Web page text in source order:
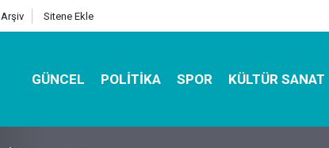
Arşiv Sitene Ekle
GÜNCEL POLITIKA SPOR KÜLTÜR SANAT